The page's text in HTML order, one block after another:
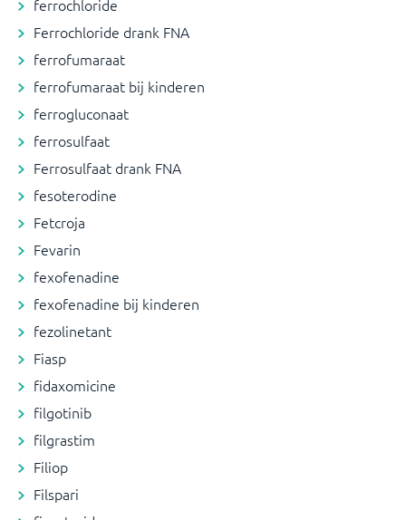
ferrochloride
Ferrochloride drank FNA
ferrofumaraat
ferrofumaraat bij kinderen
ferrogluconaat
ferrosulfaat
Ferrosulfaat drank FNA
fesoterodine
Fetcroja
Fevarin
fexofenadine
fexofenadine bij kinderen
fezolinetant
Fiasp
fidaxomicine
filgotinib
filgrastim
Filiop
Filspari